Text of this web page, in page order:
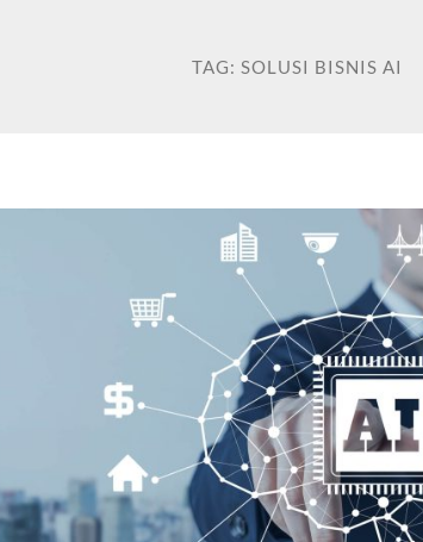
TAG:SOLUSI BISNIS AI